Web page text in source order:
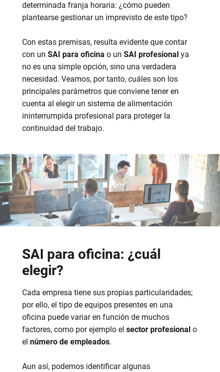
determinada franja horaria: ¿cómo pueden
plantearse gestionar un imprevisto de este tipo?
Con estas premisas, resulta evidente que contar
con un SAI para oficina o un SAI profesional ya
no es una simple opción, sino una verdadera
necesidad. Veamos, por tanto, cuáles son los
principales parámetros que conviene tener en
cuenta al elegir un sistema de alimentación
ininterrumpida profesional para proteger la
continuidad del trabajo.
SAI para oficina: ¿cuál
elegir?
Cada empresa tiene sus propias particularidades;
por ello, el tipo de equipos presentes en una
oficina puede variar en función de muchos
factores, como por ejemplo el sector profesional o
el número de empleados.
Aun así, podemos identificar algunas